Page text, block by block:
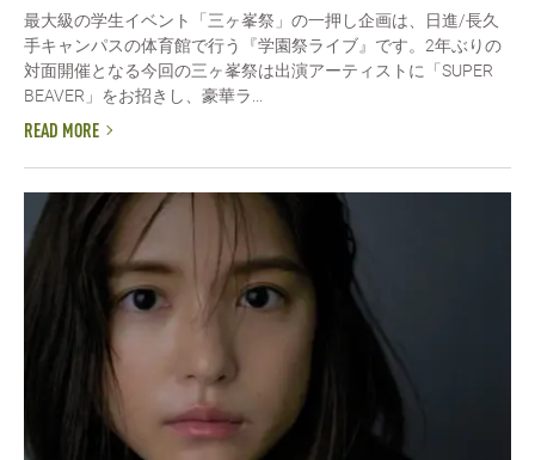
最大級の学生イベント「三ヶ峯祭」の一押し企画は、日進/長久
手キャンパスの体育館で行う『学園祭ライブ』です。2年ぶりの
対面開催となる今回の三ヶ峯祭は出演アーティストに「SUPER
BEAVER」をお招きし、豪華ラ...
READ MORE